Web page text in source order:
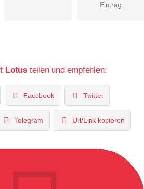
Eintrag
Lotus teilen und empfehlen:
Facebook Twitter
Telegram Url/Link kopieren